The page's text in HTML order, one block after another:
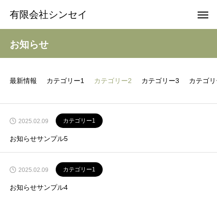
有限会社シンセイ
お知らせ
最新情報 カテゴリー1 カテゴリー2 カテゴリー3 カテゴ
2025.02.09 カテゴリー1
お知らせサンプル5
2025.02.09 カテゴリー1
お知らせサンプル4